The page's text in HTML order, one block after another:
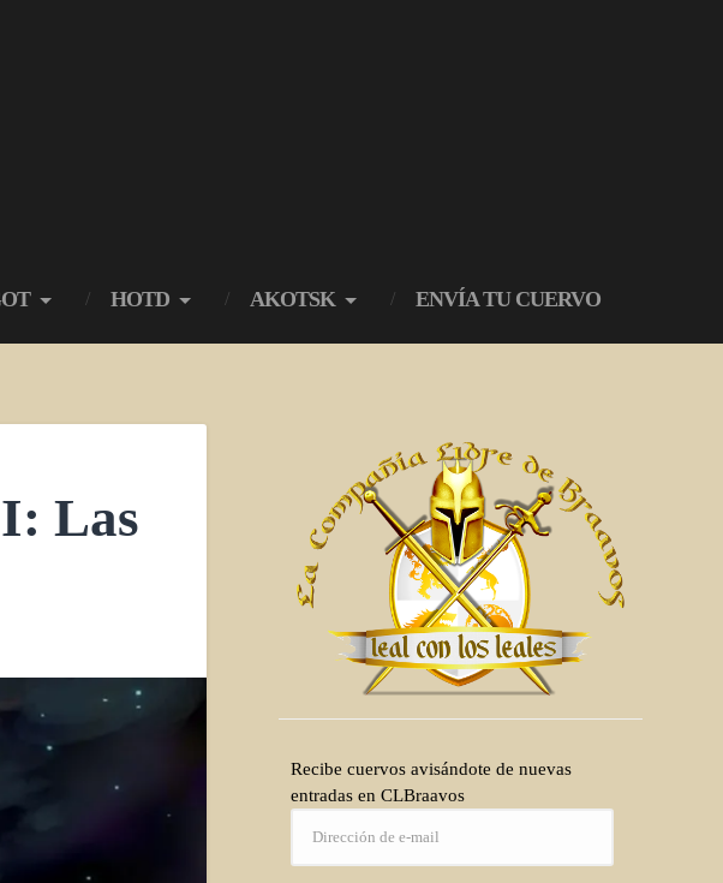
HOTD AKOTSK ENVÍA TU CUERVO
Las
Recibe cuervos avisándote de nuevas
entradas en CLBraavos